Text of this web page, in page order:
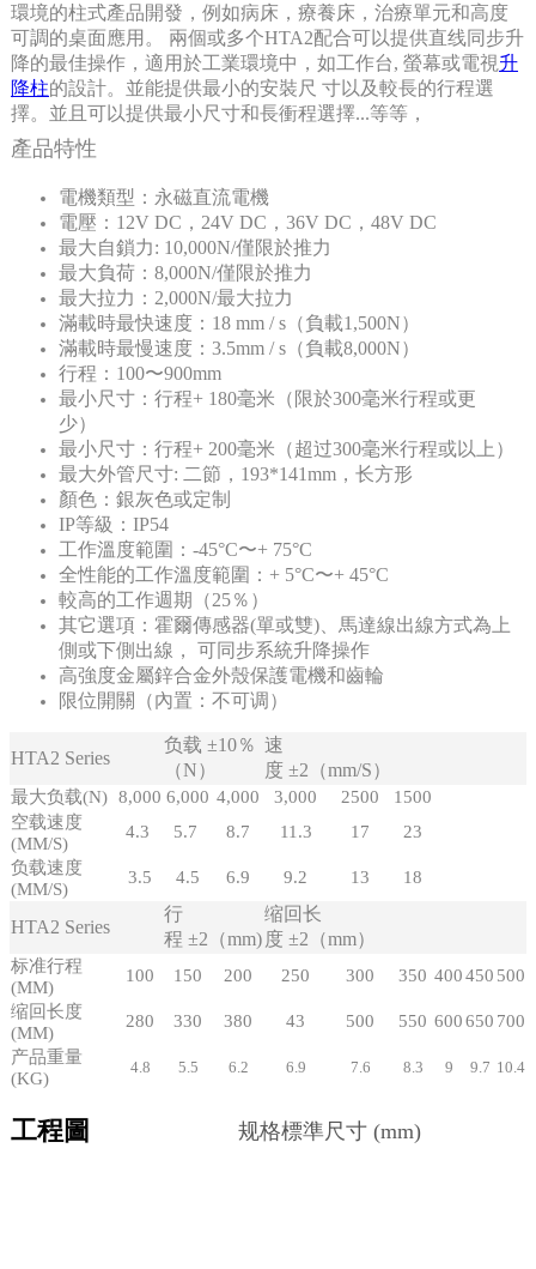
環境的柱式產品開發，例如病床，療養床，治療單元和高度
可調的桌面應用。
兩個或多个HTA2配合可以提供直线同步升
降的最佳操作，適用於工業環境中，如工作台, 螢幕或電視升
降柱的設計。並能提供最小的安裝尺 寸以及較長的行程選
擇。並且可以提供最小尺寸和長衝程選擇...等等，
產品特性
電機類型：永磁直流電機
電壓：12V DC，24V DC，36V DC，48V DC
最大自鎖力: 10,000N/僅限於推力
最大負荷：8,000N/僅限於推力
最大拉力：2,000N/最大拉力
滿載時最快速度：18 mm / s（負載1,500N）
滿載時最慢速度：3.5mm / s（負載8,000N）
行程：100〜900mm
最小尺寸：行程+ 180毫米（限於300毫米行程或更
少）
最小尺寸：行程+ 200毫米（超过300毫米行程或以上）
最大外管尺寸: 二節，193*141mm，长方形
顏色：銀灰色或定制
IP等級：IP54
工作溫度範圍：-45°C〜+ 75°C
全性能的工作溫度範圍：+ 5°C〜+ 45°C
較高的工作週期（25％）
其它選項：霍爾傳感器(單或雙)、馬達線出線方式為上
側或下側出線，
可同步系統升降操作
高強度金屬鋅合金外殼保護電機和齒輪
限位開關（內置：不可调）
HTA2 Series
负载 ±10％
（N）
速
度 ±2（mm/S）
最大负载(N) 8,000 6,000 4,000 3,000 2500
1500
空载速度
(MM/S)
4.3 5.7 8.7 11.3 17
23
负载速度
(MM/S)
3.5 4.5 6.9 9.2 13 18
HTA2 Series
行
程 ±2（mm)
缩回长
度 ±2（mm）
标准行程
(MM)
100 150 200 250 300 350 400450 500
缩回长度
(MM)
280 330 380 43 500 550 600650 700
产品重量
(KG)
4.8 5.5 6.2 6.9 7.6 8.3 9 9.7 10.4
工程圖 规格標準尺寸 (mm)